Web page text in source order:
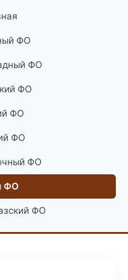
ФО
ФО
ФО
ФО
ФО
ФО
ФО
ФО